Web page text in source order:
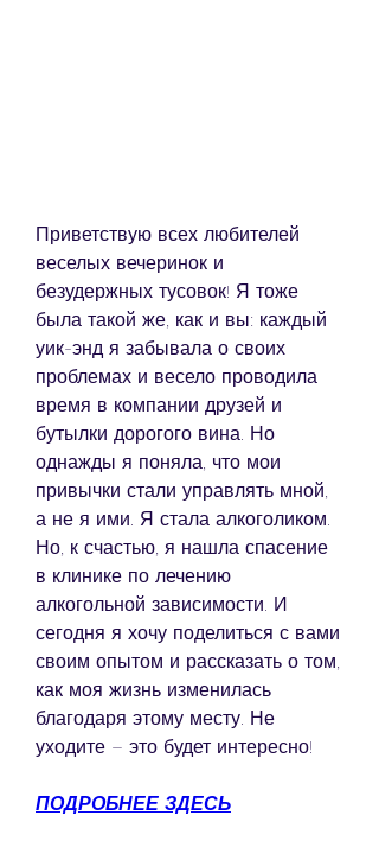
Приветствую всех любителей
веселых вечеринок и
безудержных тусовок! Я тоже
была такой же, как и вы: каждый
уик-энд я забывала о своих
проблемах и весело проводила
время в компании друзей и
бутылки дорогого вина. Но
однажды я поняла, что мои
привычки стали управлять мной,
а не я ими. Я стала алкоголиком.
Но, к счастью, я нашла спасение
в клинике по лечению
алкогольной зависимости. И
сегодня я хочу поделиться с вами
своим опытом и рассказать о том,
как моя жизнь изменилась
благодаря этому месту. Не
уходите – это будет интересно!
ПОДРОБНЕЕ ЗДЕСЬ